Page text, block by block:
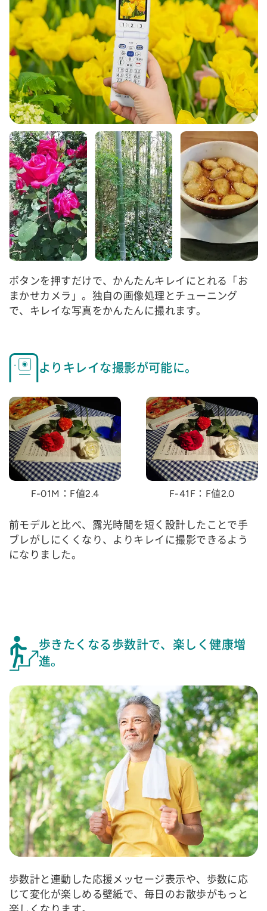
ボタンを押すだけで、かんたんキレイにとれる「お
まかせカメラ」。独自の画像処理とチューニング
で、キレイな写真をかんたんに撮れます。
よりキレイな撮影が可能に。
F-01M：F値2.4 F-41F：F値2.0
前モデルと比べ、露光時間を短く設計したことで手
ブレがしにくくなり、よりキレイに撮影できるよう
になりました。
歩きたくなる歩数計で、 楽しく健康増
進。
歩数計と連動した応援メッセージ表示や、歩数に応
じて変化が楽しめる壁紙で、毎日のお散歩がもっと